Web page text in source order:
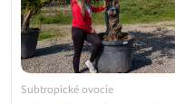
Subtropické ovocie